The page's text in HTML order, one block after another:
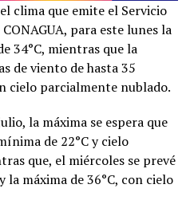
clima que emite el Servicio
para este lunes la
34°C, mientras que la
de viento de hasta 35
cielo parcialmente nublado.
la máxima se espera que
de 22°C y cielo
que, el miércoles se prevé
la máxima de 36°C, con cielo